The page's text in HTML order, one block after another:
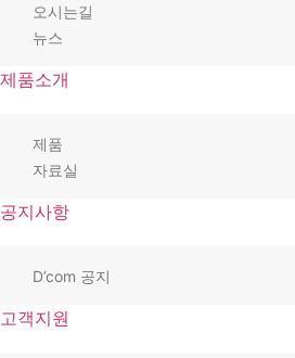
오시는길
뉴스
제품소개
제품
자료실
공지사항
D’com 공지
고객지원